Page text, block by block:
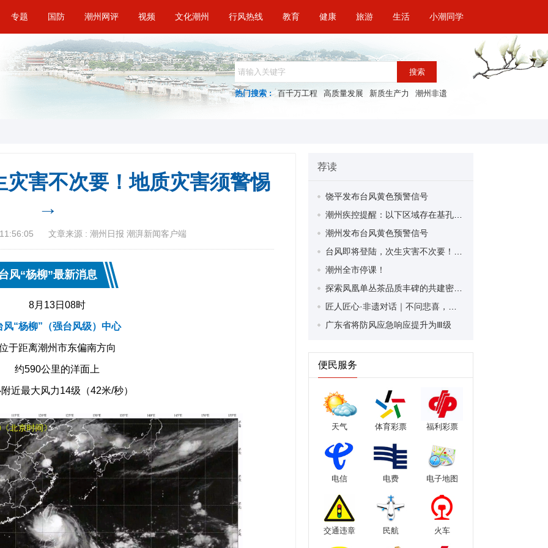
专题 国防 潮州网评 视频 文化潮州 行风热线 教育 健康 旅游 生活 小潮同学
搜索
热门搜索 : 百千万工程 高质量发展 新质生产力 潮州非遗
害不次要！地质灾害须警惕
→
文章来源 : 潮州日报 潮湃新闻客户端
风“杨柳”最新消息
8月13日08时
风“杨柳”（强台风级）中心
于距离潮州市东偏南方向
约590公里的洋面上
近最大风力14级（42米/秒）
荐读
饶平发布台风黄色预警信号
潮州发布台风黄色预警信号
潮州全市停课！
广东省将防风应急响应提升为Ⅲ级
便民服务
天气 体育彩票 福利彩票
电信 电费 电子地图
交通违章 民航 火车